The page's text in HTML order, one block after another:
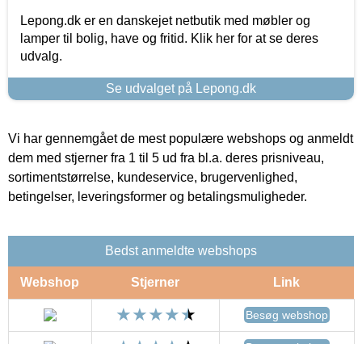
Lepong.dk er en danskejet netbutik med møbler og
lamper til bolig, have og fritid. Klik her for at se deres
udvalg.
Se udvalget på Lepong.dk
Vi har gennemgået de mest populære webshops og anmeldt
dem med stjerner fra 1 til 5 ud fra bl.a. deres prisniveau,
sortimentstørrelse, kundeservice, brugervenlighed,
betingelser, leveringsformer og betalingsmuligheder.
Bedst anmeldte webshops
Webshop Stjerner Link
Besøg webshop